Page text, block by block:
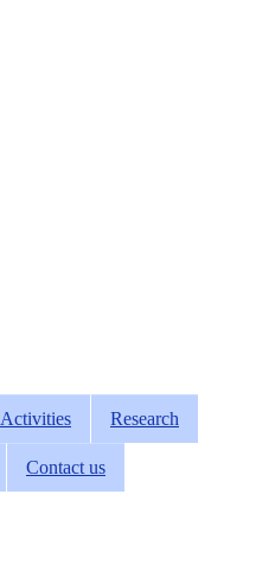
Activities Research
Contact us